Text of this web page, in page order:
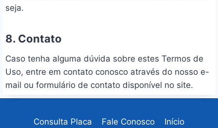
seja.
8. Contato
Caso tenha alguma dúvida sobre estes Termos de
Uso, entre em contato conosco através do nosso e-
mail ou formulário de contato disponível no site.
Consulta Placa Fale Conosco
Início